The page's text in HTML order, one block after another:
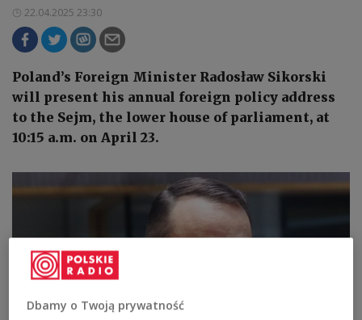
22.04.2025 23:30
Poland’s Foreign Minister Radosław Sikorski
will present his annual foreign policy address
to the Sejm, the lower house of parliament, at
10:15 a.m. on April 23.
Dbamy o Twoją prywatność